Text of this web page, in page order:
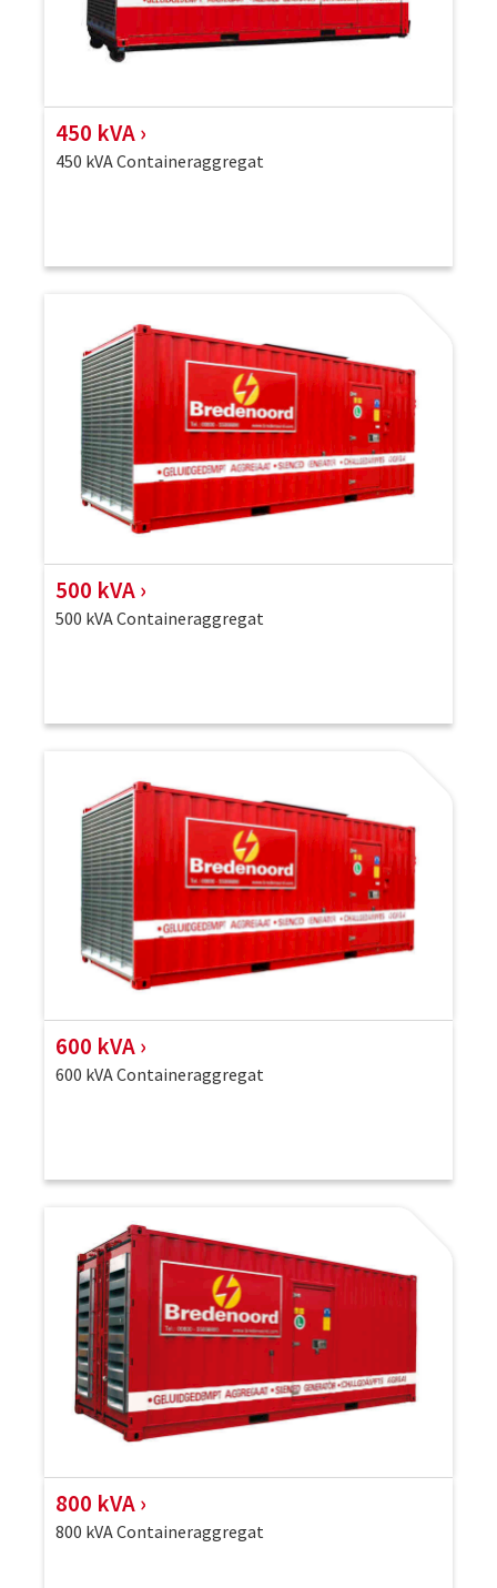
450 kVA
450 kVA Containeraggregat
500 kVA
500 kVA Containeraggregat
600 kVA
600 kVA Containeraggregat
800 kVA
800 kVA Containeraggregat